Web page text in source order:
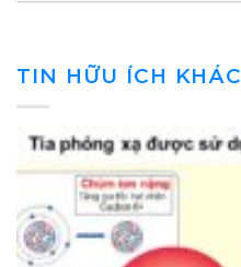
TIN HỮU ÍCH KHÁC